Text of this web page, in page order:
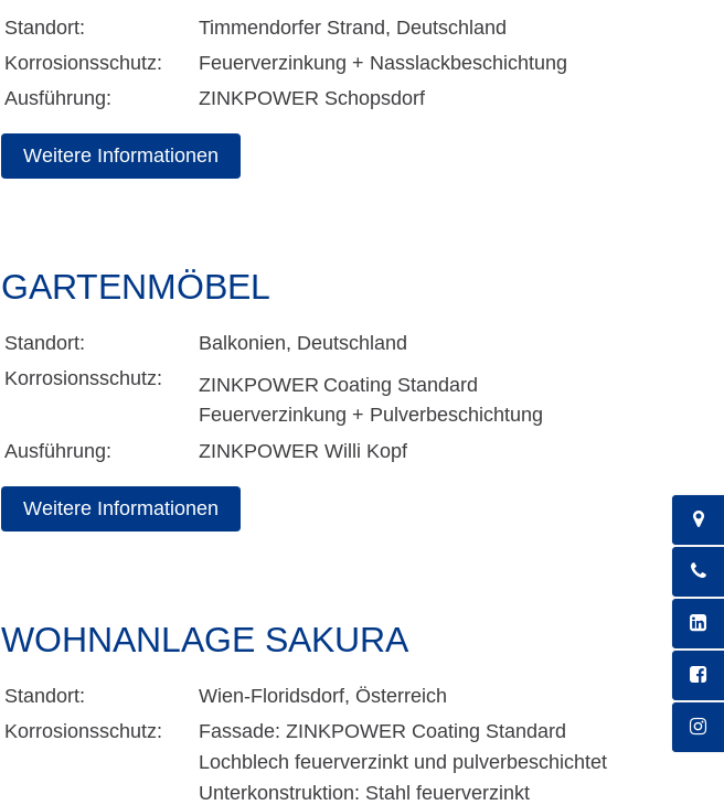
Standort:
Timmendorfer Strand, Deutschland
Korrosionsschutz:
Feuerverzinkung + Nasslackbeschichtung
Ausführung:
ZINKPOWER Schopsdorf
Weitere Informationen
GARTENMÖBEL
Standort:
Balkonien, Deutschland
Korrosionsschutz:
ZINKPOWER Coating Standard
Feuerverzinkung + Pulverbeschichtung
Ausführung:
ZINKPOWER Willi Kopf
Weitere Informationen
WOHNANLAGE SAKURA
Standort:
Wien-Floridsdorf, Österreich
Korrosionsschutz:
Fassade: ZINKPOWER Coating Standard
Lochblech feuerverzinkt und pulverbeschichtet
Unterkonstruktion: Stahl feuerverzinkt